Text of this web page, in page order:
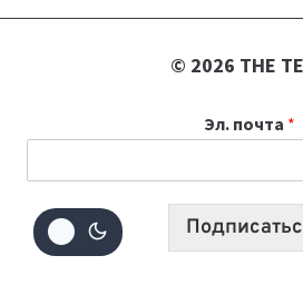
© 2026 THE
Эл. почта *